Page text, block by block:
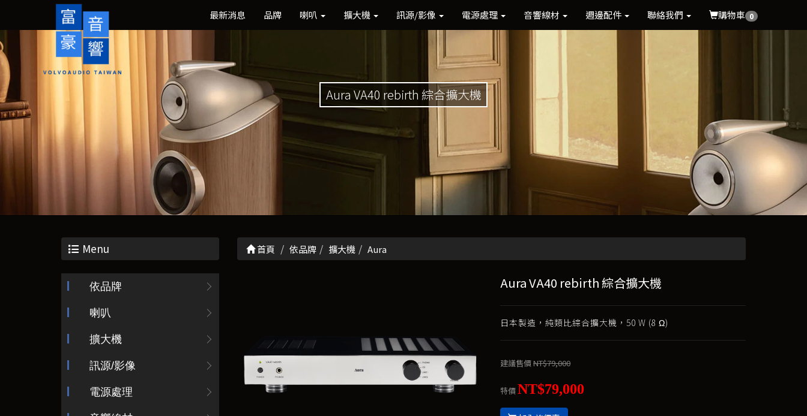
最新消息 品牌 喇叭 擴大機 訊源/影像 電源處理 音響線材 週邊配件 聯絡我們 購物車 0
Aura VA40 rebirth 綜合擴大機
Menu
依品牌
喇叭
擴大機
訊源/影像
電源處理
首頁 依品牌 擴大機 Aura
Aura VA40 rebirth 綜合擴大機
日本製造，純類比綜合擴大機，50 W (8 Ω)
建議售價NT$79,000
特價NT$79,000